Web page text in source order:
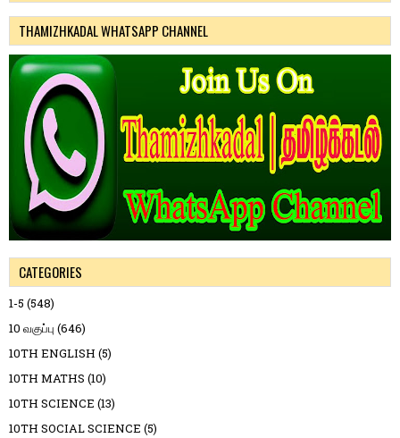
THAMIZHKADAL WHATSAPP CHANNEL
CATEGORIES
1-5 (548)
10 வகுப்பு (646)
10TH ENGLISH (5)
10TH MATHS (10)
10TH SCIENCE (13)
10TH SOCIAL SCIENCE (5)